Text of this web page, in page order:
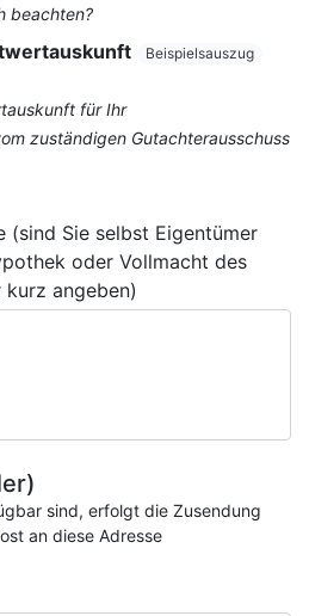
beachten?
Beispielsauszug
für Ihr
zuständigen Gutachterausschuss
(sind Sie selbst Eigentümer
oder Vollmacht des
kurz angeben)
sind, erfolgt die Zusendung
an diese Adresse